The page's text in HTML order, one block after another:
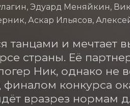
Эдуард Меняйкин,
Аскар Ильясов,
танцами и мечтает
страны. Её
Ник, однако не
конкурса
вразрез нормам